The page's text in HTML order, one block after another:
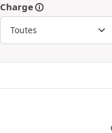
Charge